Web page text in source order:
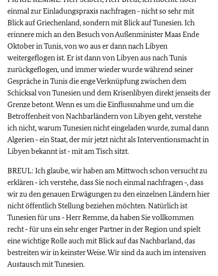
einmal zur Einladungspraxis nachfragen ‑ nicht so sehr mit
Blick auf Griechenland, sondern mit Blick auf Tunesien. Ich
erinnere mich an den Besuch von Außenminister Maas Ende
Oktober in Tunis, von wo aus er dann nach Libyen
weitergeflogen ist. Er ist dann von Libyen aus nach Tunis
zurückgeflogen, und immer wieder wurde während seiner
Gespräche in Tunis die enge Verknüpfung zwischen dem
Schicksal von Tunesien und dem Krisenlibyen direkt jenseits der
Grenze betont. Wenn es um die Einflussnahme und um die
Betroffenheit von Nachbarländern von Libyen geht, verstehe
ich nicht, warum Tunesien nicht eingeladen wurde, zumal dann
Algerien ‑ ein Staat, der mir jetzt nicht als Interventionsmacht in
Libyen bekannt ist ‑ mit am Tisch sitzt.
BREUL: Ich glaube, wir haben am Mittwoch schon versucht zu
erklären ‑ ich verstehe, dass Sie noch einmal nachfragen ‑, dass
wir zu den genauen Erwägungen zu den einzelnen Ländern hier
nicht öffentlich Stellung beziehen möchten. Natürlich ist
Tunesien für uns ‑ Herr Remme, da haben Sie vollkommen
recht ‑ für uns ein sehr enger Partner in der Region und spielt
eine wichtige Rolle auch mit Blick auf das Nachbarland, das
bestreiten wir in keinster Weise. Wir sind da auch im intensiven
Austausch mit Tunesien.